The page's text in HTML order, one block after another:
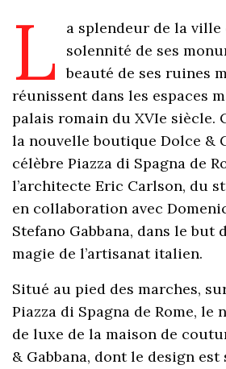
L
a splendeur de la
solennité de ses
beauté de ses ruines
réunissent dans les espaces
palais romain du XVIe siècle.
la nouvelle boutique Dolce &
célèbre Piazza di Spagna de
l’architecte Eric Carlson, du
en collaboration avec
Stefano Gabbana, dans le but
magie de l’artisanat italien.
Situé au pied des marches,
Piazza di Spagna de Rome, le
de luxe de la maison de
& Gabbana, dont le design est